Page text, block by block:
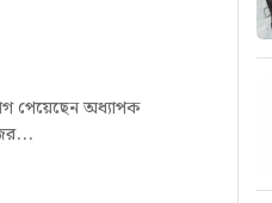
পেয়েছেন অধ্যাপক